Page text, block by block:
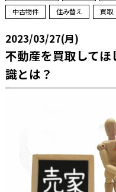
中古物件
住み替え 買取
2023/03/27(月)
不動産を買取して
識とは？